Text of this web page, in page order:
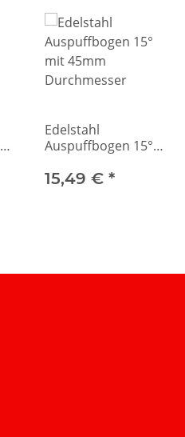
Edelstahl
Auspuffbogen 15°
Durchmesser
15,49 € *